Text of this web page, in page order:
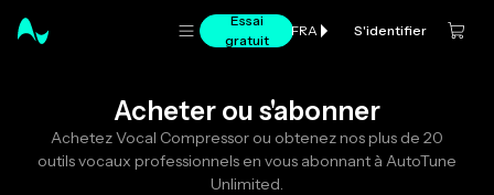
Essai
gratuit
FRA S'identifier
Acheter ou s'abonner
Achetez Vocal Compressor ou obtenez nos plus de 20
outils vocaux professionnels en vous abonnant à AutoTune
Unlimited.